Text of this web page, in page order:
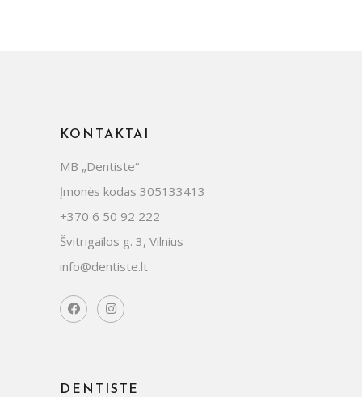
KONTAKTAI
MB „Dentiste“
Įmonės kodas 305133413
+370 6 50 92 222
Švitrigailos g. 3, Vilnius
info@dentiste.lt
DENTISTE